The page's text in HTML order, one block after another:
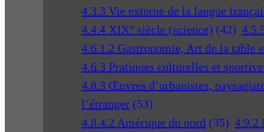
4.3.3 Vie externe de la langue
4.4.4 XIX° siècle (science) (42)
4.6.1.2 Gastronomie, Art de la table
4.6.3 Pratiques culturelles et
4.8.3 Œuvres d’urbanistes,
l’étranger (53)
4.8.4.2 Amérique du nord (35) 4.9.2